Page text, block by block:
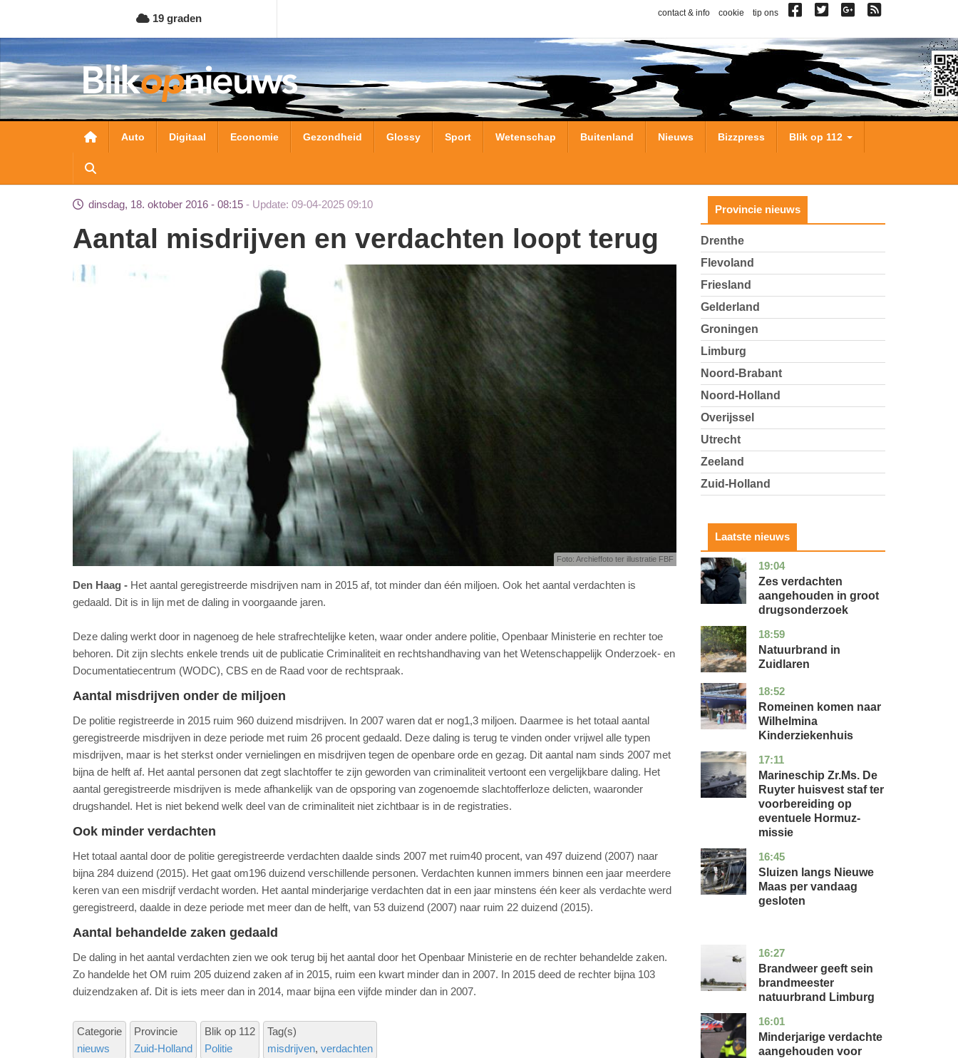
naar
de
inhoud
gaan
19 graden contact & info cookie tip ons
Hoofdnavigatie
Auto Digitaal Economie Gezondheid Glossy Sport Wetenschap Buitenland Nieuws Bizzpress Blik op 112
dinsdag, 18. oktober 2016 - 08:15 Update: 09-04-2025 09:10
Aantal misdrijven en verdachten loopt terug
Foto: Archieffoto ter illustratie FBF
Den Haag
Het aantal geregistreerde misdrijven nam in 2015 af, tot minder dan één miljoen. Ook het aantal verdachten is
gedaald. Dit is in lijn met de daling in voorgaande jaren.
Deze daling werkt door in nagenoeg de hele strafrechtelijke keten, waar onder andere politie, Openbaar Ministerie en rechter toe
behoren. Dit zijn slechts enkele trends uit de publicatie Criminaliteit en rechtshandhaving van het Wetenschappelijk Onderzoek- en
Documentatiecentrum (WODC), CBS en de Raad voor de rechtspraak.
Aantal misdrijven onder de miljoen
De politie registreerde in 2015 ruim 960 duizend misdrijven. In 2007 waren dat er nog1,3 miljoen. Daarmee is het totaal aantal
geregistreerde misdrijven in deze periode met ruim 26 procent gedaald. Deze daling is terug te vinden onder vrijwel alle typen
misdrijven, maar is het sterkst onder vernielingen en misdrijven tegen de openbare orde en gezag. Dit aantal nam sinds 2007 met
bijna de helft af. Het aantal personen dat zegt slachtoffer te zijn geworden van criminaliteit vertoont een vergelijkbare daling. Het
aantal geregistreerde misdrijven is mede afhankelijk van de opsporing van zogenoemde slachtofferloze delicten, waaronder
drugshandel. Het is niet bekend welk deel van de criminaliteit niet zichtbaar is in de registraties.
Ook minder verdachten
Het totaal aantal door de politie geregistreerde verdachten daalde sinds 2007 met ruim40 procent, van 497 duizend (2007) naar
bijna 284 duizend (2015). Het gaat om196 duizend verschillende personen. Verdachten kunnen immers binnen een jaar meerdere
keren van een misdrijf verdacht worden. Het aantal minderjarige verdachten dat in een jaar minstens één keer als verdachte werd
geregistreerd, daalde in deze periode met meer dan de helft, van 53 duizend (2007) naar ruim 22 duizend (2015).
Aantal behandelde zaken gedaald
De daling in het aantal verdachten zien we ook terug bij het aantal door het Openbaar Ministerie en de rechter behandelde zaken.
Zo handelde het OM ruim 205 duizend zaken af in 2015, ruim een kwart minder dan in 2007. In 2015 deed de rechter bijna 103
duizendzaken af. Dit is iets meer dan in 2014, maar bijna een vijfde minder dan in 2007.
Categorie
nieuws
Provincie
Zuid-Holland
Blik op 112
Politie
Tag(s)
misdrijven verdachten
Provincie nieuws
Drenthe
Flevoland
Friesland
Gelderland
Groningen
Limburg
Noord-Brabant
Noord-Holland
Overijssel
Utrecht
Zeeland
Zuid-Holland
Laatste nieuws
19:04
zuid-
holland
nieuws
Zes verdachten
aangehouden in groot
drugsonderzoek
18:59
drenthe
nieuws
Natuurbrand in
Zuidlaren
18:52
utrecht
nieuws
Romeinen komen naar
Wilhelmina
Kinderziekenhuis
17:11
zuid-
holland
nieuws
Marineschip Zr.Ms. De
Ruyter huisvest staf ter
voorbereiding op
eventuele Hormuz-
missie
16:45
zuid-
holland
nieuws
Sluizen langs Nieuwe
Maas per vandaag
gesloten
16:27
limburg
nieuws
Brandweer geeft sein
brandmeester
natuurbrand Limburg
16:01
zuid-
holland
nieuws
Minderjarige verdachte
aangehouden voor